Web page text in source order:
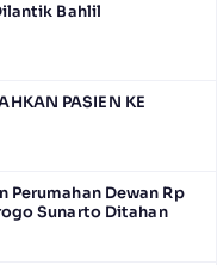
Bahlil
PASIEN KE
Perumahan Dewan Rp
Sunarto Ditahan